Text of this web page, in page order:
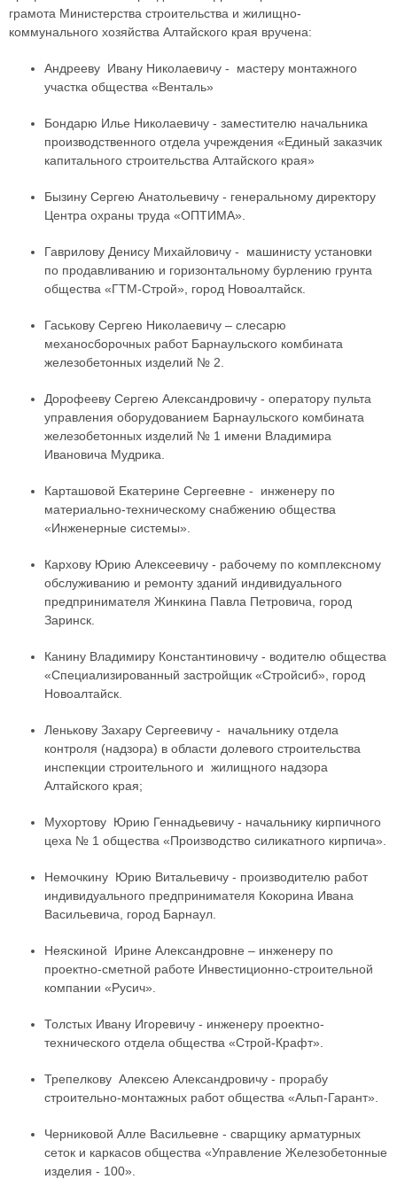
грамота Министерства строительства и жилищно-
коммунального хозяйства Алтайского края вручена:
Андрееву Ивану Николаевичу - мастеру монтажного
участка общества «Венталь»
Бондарю Илье Николаевичу - заместителю начальника
производственного отдела учреждения «Единый заказчик
капитального строительства Алтайского края»
Бызину Сергею Анатольевичу - генеральному директору
Центра охраны труда «ОПТИМА».
Гаврилову Денису Михайловичу - машинисту установки
по продавливанию и горизонтальному бурлению грунта
общества «ГТМ-Строй», город Новоалтайск.
Гаськову Сергею Николаевичу – слесарю
механосборочных работ Барнаульского комбината
железобетонных изделий № 2.
Дорофееву Сергею Александровичу - оператору пульта
управления оборудованием Барнаульского комбината
железобетонных изделий № 1 имени Владимира
Ивановича Мудрика.
Карташовой Екатерине Сергеевне - инженеру по
материально-техническому снабжению общества
«Инженерные системы».
Кархову Юрию Алексеевичу - рабочему по комплексному
обслуживанию и ремонту зданий индивидуального
предпринимателя Жинкина Павла Петровича, город
Заринск.
Канину Владимиру Константиновичу - водителю общества
«Специализированный застройщик «Стройсиб», город
Новоалтайск.
Ленькову Захару Сергеевичу - начальнику отдела
контроля (надзора) в области долевого строительства
инспекции строительного и жилищного надзора
Алтайского края;
Мухортову Юрию Геннадьевичу - начальнику кирпичного
цеха № 1 общества «Производство силикатного кирпича».
Немочкину Юрию Витальевичу - производителю работ
индивидуального предпринимателя Кокорина Ивана
Васильевича, город Барнаул.
Неяскиной Ирине Александровне – инженеру по
проектно-сметной работе Инвестиционно-строительной
компании «Русич».
Толстых Ивану Игоревичу - инженеру проектно-
технического отдела общества «Строй-Крафт».
Трепелкову Алексею Александровичу - прорабу
строительно-монтажных работ общества «Альп-Гарант».
Черниковой Алле Васильевне - сварщику арматурных
сеток и каркасов общества «Управление Железобетонные
изделия - 100».